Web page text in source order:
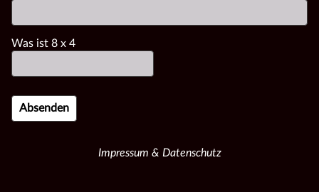
Was ist 8 x 4
Impressum & Datenschutz